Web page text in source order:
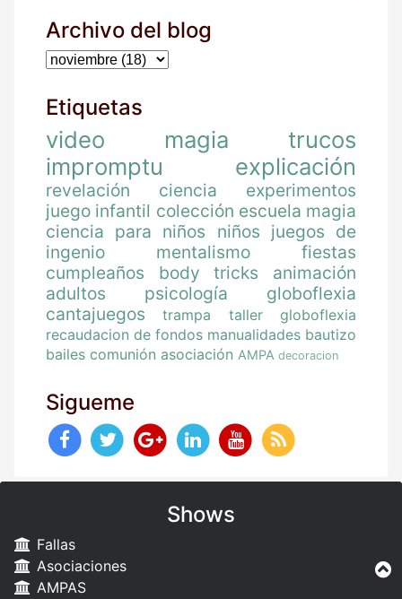
Archivo del blog
Etiquetas
video magia
trucos
impromptu
explicación
revelación ciencia
experimentos
juego infantil colección escuela magia
ciencia para niños
niños juegos de
ingenio
mentalismo
fiestas
cumpleaños
body tricks
animación
adultos
psicología
globoflexia
cantajuegos
trampa
taller globoflexia
recaudacion de fondos manualidades bautizo
bailes comunión asociación AMPA decoracion
Sigueme
Shows
Fallas
Asociaciones
AMPAS